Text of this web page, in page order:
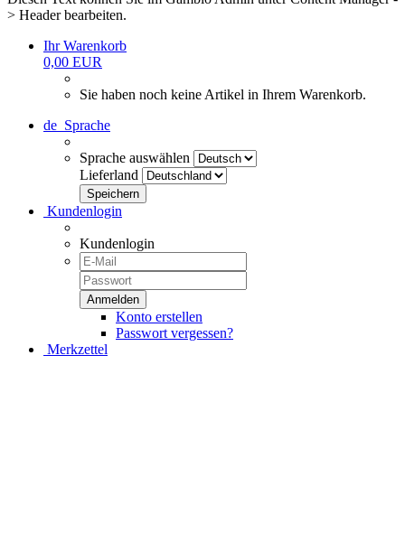
> Header bearbeiten.
Ihr Warenkorb
0,00 EUR
Sie haben noch keine Artikel in Ihrem Warenkorb.
de Sprache
Sprache auswählen
Lieferland
Kundenlogin
Kundenlogin
Konto erstellen
Passwort vergessen?
Merkzettel